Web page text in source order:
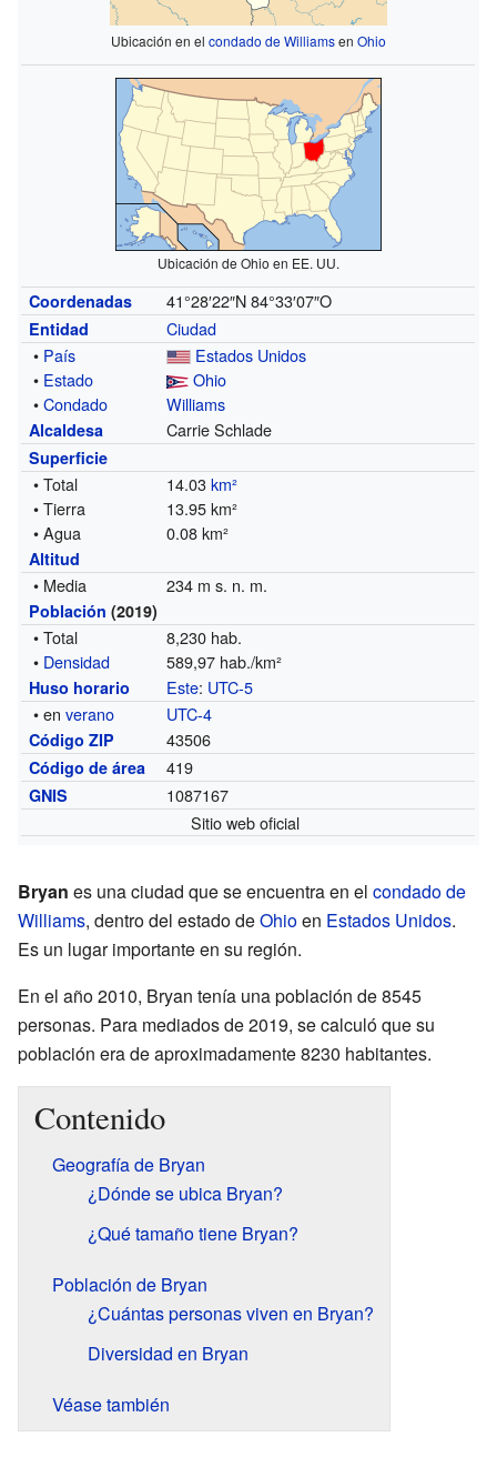
Ubicación en el condado de Williamsen Ohio
Ubicación de Ohio en EE. UU.
Coordenadas 41°28′22″N 84°33′07″O
Entidad
Ciudad
• País
Estados Unidos
• Estado
Ohio
•Condado Williams
Alcaldesa Carrie Schlade
Superficie
• Total 14.03km²
• Tierra
13.95 km²
• Agua
0.08 km²
Altitud
• Media 234 m s. n. m.
Población (2019)
• Total
8,230 hab.
• Densidad 589,97 hab./km²
Huso horario Este: UTC-5
• enverano UTC-4
Código ZIP 43506
Código de área 419
GNIS
1087167
Sitio web oficial
Bryan es una ciudad que se encuentra en el condado de
Williams, dentro del estado deOhioen Estados Unidos.
Es un lugar importante en su región.
En el año 2010, Bryan tenía una población de 8545
personas. Para mediados de 2019, se calculó que su
población era de aproximadamente 8230 habitantes.
Contenido
Geografía de Bryan
¿Dónde se ubica Bryan?
¿Qué tamaño tiene Bryan?
Población de Bryan
¿Cuántas personas viven en Bryan?
Diversidad en Bryan
Véase también